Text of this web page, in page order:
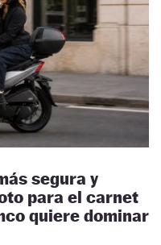
segura y
para el carnet
quiere dominar